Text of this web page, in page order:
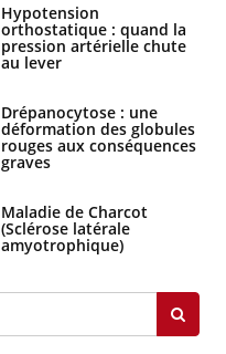
Hypotension
orthostatique : quand la
pression artérielle chute
au lever
Drépanocytose : une
déformation des globules
rouges aux conséquences
graves
Maladie de Charcot
(Sclérose latérale
amyotrophique)